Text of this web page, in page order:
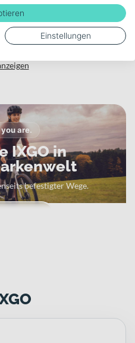
are.
IXGO in
befestigter Wege.
Einstellungen